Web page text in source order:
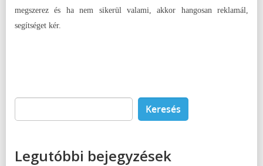
megszerez és ha nem sikerül valami, akkor hangosan reklamál,
segítséget kér.
Keresés:
Legutóbbi bejegyzések